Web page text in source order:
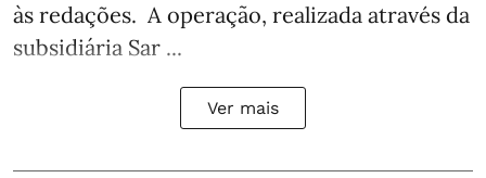
às redações. A operação, realizada através da
subsidiária Sar ...
Ver mais